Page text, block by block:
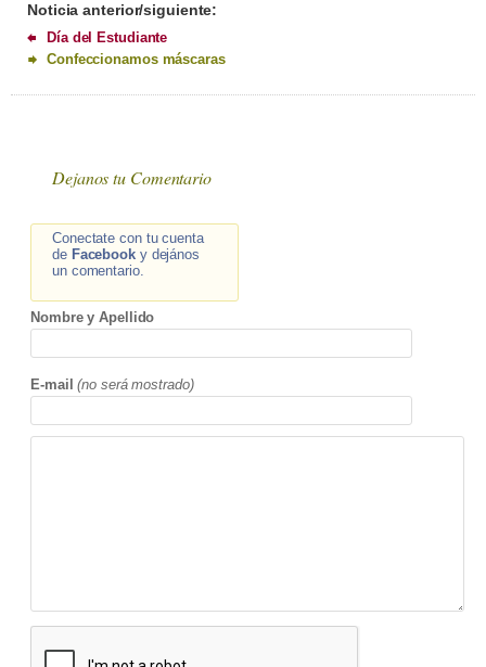
Noticia anterior/siguiente:
Día del Estudiante
Confeccionamos máscaras
Dejanos tu Comentario
Conectate con tu cuenta
de Facebooky dejános
un comentario.
Nombre y Apellido
E-mail (no será mostrado)